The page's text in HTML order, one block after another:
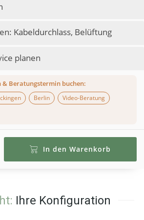
Kabeldurchlass, Belüftung
planen
& Beratungstermin buchen:
Berlin
Video-Beratung
In den Warenkorb
Ihre Konfiguration